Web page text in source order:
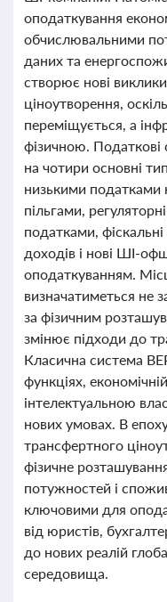
оподаткування
обчислювальними
даних та
створює нові
ціноутворення,
переміщується, а
фізичною. Податкові
на чотири основні
низькими
пільгами,
податками,
доходів і нові ШІ-
оподаткуванням.
визначатиметься не
за фізичним
змінює підходи до
Класична система
функціях,
інтелектуальною
нових умовах. В
трансфертного
фізичне
потужностей і
ключовими для
від юристів,
до нових реалій
середовища.